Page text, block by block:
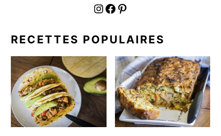
fournoratio Facebook Pinterest
RECETTES POPULAIRES